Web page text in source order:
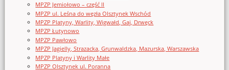
MPZP Jemiołowo – część II
MPZP ul. Leśna do węzła Olsztynek Wschód
MPZP Platyny, Warlity, Wigwałd, Gaj, Drwęck
MPZP Łutynowo
MPZP Pawłowo
MPZP Jagielly, Strazacka, Grunwaldzka, Mazurska, Warszawska
MPZP Platyny i Warlity Małe
MPZP Olsztynek ul. Poranna